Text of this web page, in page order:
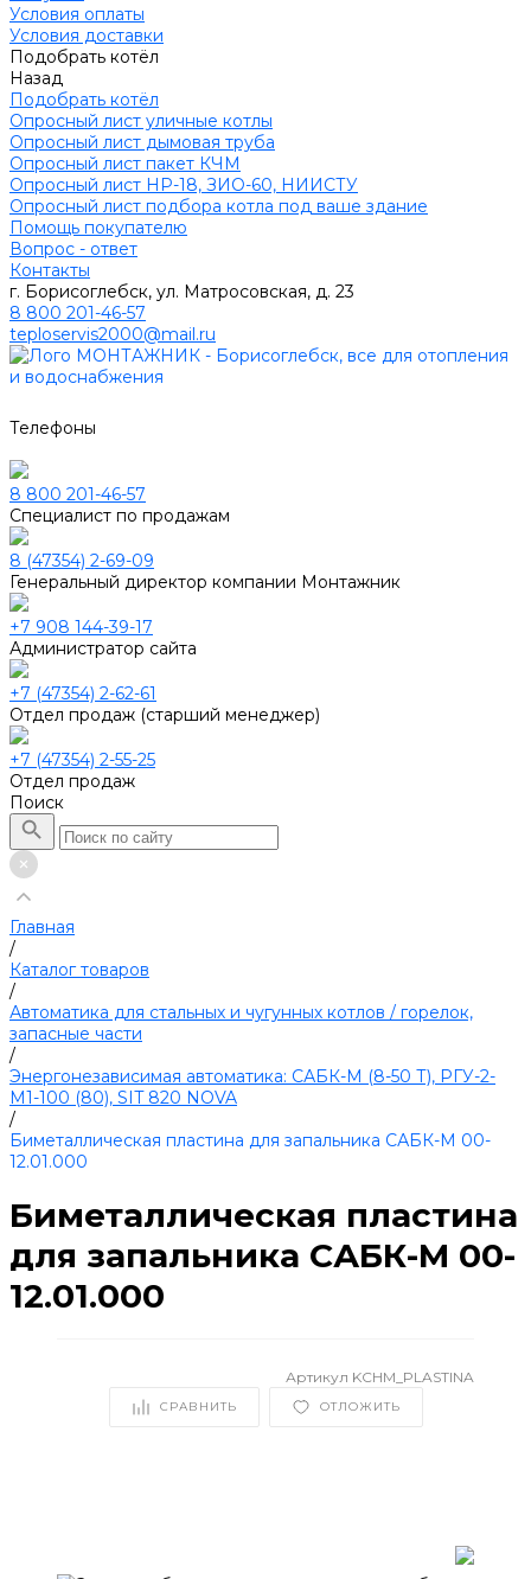
Условия оплаты
Условия доставки
Подобрать котёл
Назад
Подобрать котёл
Опросный лист уличные котлы
Опросный лист дымовая труба
Опросный лист пакет КЧМ
Опросный лист НР-18, ЗИО-60, НИИСТУ
Опросный лист подбора котла под ваше здание
Помощь покупателю
Вопрос - ответ
Контакты
г. Борисоглебск, ул. Матросовская, д. 23
8 800 201-46-57
teploservis2000@mail.ru
Телефоны
8 800 201-46-57
Специалист по продажам
8 (47354) 2-69-09
Генеральный директор компании Монтажник
+7 908 144-39-17
Администратор сайта
+7 (47354) 2-62-61
Отдел продаж (старший менеджер)
+7 (47354) 2-55-25
Отдел продаж
Поиск
Главная
/
Каталог товаров
/
Автоматика для стальных и чугунных котлов / горелок,
запасные части
/
Энергонезависимая автоматика: САБК-М (8-50 Т), РГУ-2-
М1-100 (80), SIT 820 NOVA
/
Биметаллическая пластина для запальника САБК-М 00-
12.01.000
Биметаллическая пластина
для запальника САБК-М 00-
12.01.000
Артикул KCHM_PLASTINA
СРАВНИТЬ ОТЛОЖИТЬ